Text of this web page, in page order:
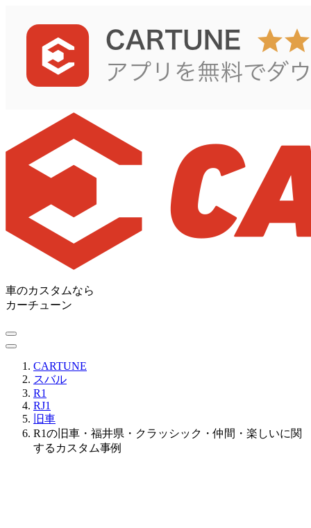
車のカスタムなら
カーチューン
CARTUNE
スバル
R1
RJ1
旧車
R1の旧車・福井県・クラッシック・仲間・楽しいに関
するカスタム事例